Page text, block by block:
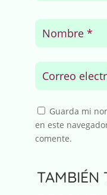
Guarda mi
en este
comente.
TAMBIÉN